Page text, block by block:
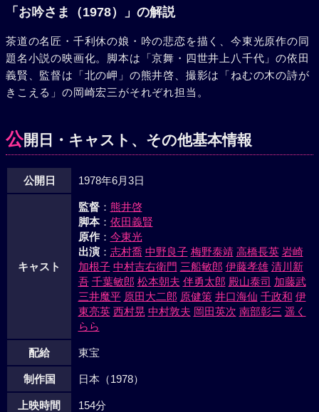
れた吟は、黄金の茶室で秀吉から求愛の言葉を受けた。翌年
守ろうと、身をひそめていた右近に、吟の加賀への同行を頼
む。その夜、利休一家は揃って別離の宴をはったが、千家は
すでに秀吉の軍勢に包囲されていた。逃れるすべのなくなっ
た吟は、白無垢の死装束に身を正し、右近に別れの書状を残
り、利休は切腹する。高山右近はルソンに追放され、マニラ
でその生涯を閉じた。
「お吟さま（1978）」の解説
茶道の名匠・千利休の娘・吟の悲恋を描く、今東光原作の同
題名小説の映画化。脚本は「京舞・四世井上八千代」の依田
義賢、監督は「北の岬」の熊井啓、撮影は「ねむの木の詩が
きこえる」の岡崎宏三がそれぞれ担当。
公開日・キャスト、その他基本情報
公開日 1978年6月3日
キャスト
監督： 熊井啓
脚本： 依田義賢
原作： 今東光
出演： 志村喬 中野良子 梅野泰靖 高橋長英 岩崎
加根子 中村吉右衛門 三船敏郎 伊藤孝雄 清川新
吾 千葉敏郎 松本朝夫 伴勇太郎 殿山泰司 加藤武
三井魔平 原田大二郎 原健策 井口海仙 千政和 伊
東亮英 西村晃 中村敦夫 岡田英次 南部彰三 遥く
らら
配給 東宝
制作国 日本（1978）
上映時間 154分